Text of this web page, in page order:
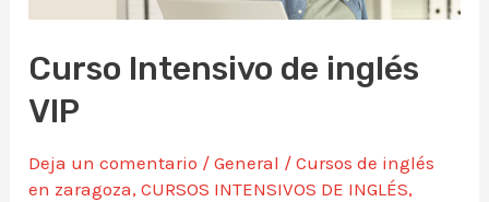
Curso Intensivo de inglés
VIP
Deja un comentario /General /Cursos de inglés
en zaragoza,CURSOS INTENSIVOS DE INGLÉS,